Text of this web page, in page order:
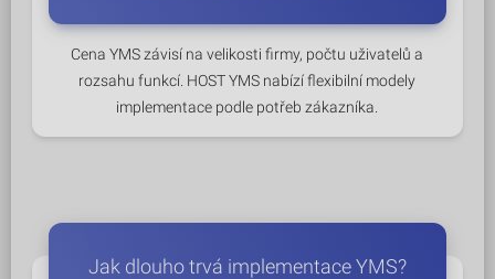
Cena YMS závisí na velikosti firmy, počtu uživatelů a
rozsahu funkcí. HOST YMS nabízí flexibilní modely
implementace podle potřeb zákazníka.
Jak dlouho trvá implementace YMS?